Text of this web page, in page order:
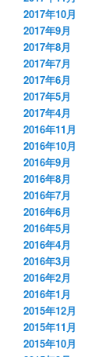
2017年10月
2017年9月
2017年8月
2017年7月
2017年6月
2017年5月
2017年4月
2016年11月
2016年10月
2016年9月
2016年8月
2016年7月
2016年6月
2016年5月
2016年4月
2016年3月
2016年2月
2016年1月
2015年12月
2015年11月
2015年10月